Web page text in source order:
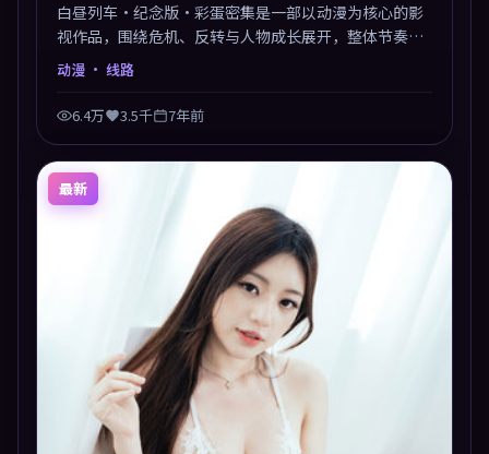
白昼列车·纪念版·彩蛋密集是一部以动漫为核心的影
视作品，围绕危机、反转与人物成长展开，整体节奏紧
凑，值得推荐观看。
动漫 · 线路
6.4万 3.5千 7年前
最新